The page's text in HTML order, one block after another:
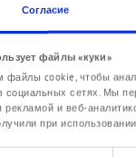
Согласие
файлы «куки»
cookie, чтобы
социальных сетях. Мы
и веб-
при
Stuttgart (Germany)